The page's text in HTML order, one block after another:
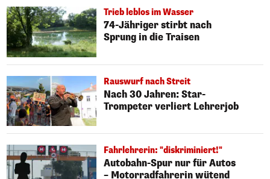
Trieb leblos im Wasser
74-Jähriger stirbt nach
Sprung in die Traisen
Rauswurf nach Streit
Nach 30 Jahren: Star-
Trompeter verliert Lehrerjob
Fahrlehrerin: "diskriminiert!"
Autobahn-Spur nur für Autos
– Motorradfahrerin wütend